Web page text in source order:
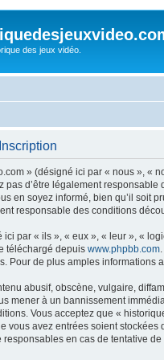
des jeux vidéo.
» (désigné ici par « nous », «
pas d’être légalement
en soyez informé, bien qu’il soit
responsable des conditions
par « ils », « eux », « leur », «
téléchargé depuis www.phpbb.com
Pour de plus amples informations
abusif, obscène, vulgaire,
mener à un bannissement
Vous acceptez que «
vous avez entrées soient
en cas de tentative